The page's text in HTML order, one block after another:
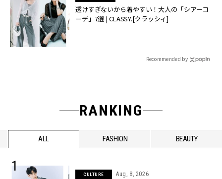
透けすぎないから着やすい！大人の「シアーコ
ーデ」7選 | CLASSY.[クラッシィ]
Recommended by
RANKING
ALL FASHION BEAUTY
CULTURE Aug, 8, 2026